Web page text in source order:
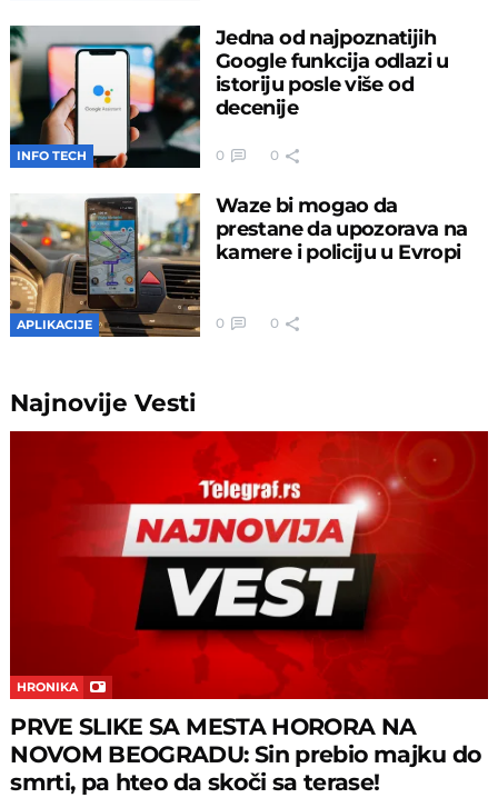
INFO TECH
Jedna od najpoznatijih
Google funkcija odlazi u
istoriju posle više od
decenije
0 0
APLIKACIJE
Waze bi mogao da
prestane da upozorava na
kamere i policiju u Evropi
0 0
NajnovijeVesti
HRONIKA
PRVE SLIKE SA MESTA HORORA NA
NOVOM BEOGRADU: Sin prebio majku do
smrti, pa hteo da skoči sa terase!